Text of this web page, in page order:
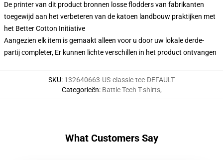
De printer van dit product bronnen losse flodders van fabrikanten
toegewijd aan het verbeteren van de katoen landbouw praktijken met
het Better Cotton Initiative
Aangezien elk item is gemaakt alleen voor u door uw lokale derde-
partij completer, Er kunnen lichte verschillen in het product ontvangen
SKU: 132640663-US-classic-tee-DEFAULT
Categorieën: Battle Tech T-shirts,
What Customers Say